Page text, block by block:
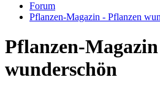
Forum
Pflanzen-Magazin - Pflanzen
Pflanzen-
wunderschön